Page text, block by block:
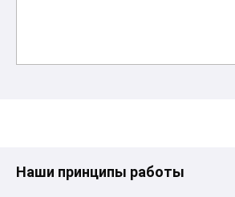
Наши принципы работы